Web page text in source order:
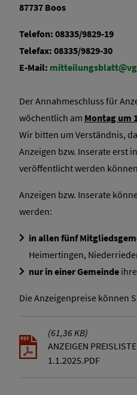
87737 Boos
Telefon: 08335/9829-19
Telefax: 08335/9829-30
E-Mail:
Der Annahmeschluss für
wöchentlich am Montag um
Wir bitten um Verständnis,
Anzeigen bzw. Inserate erst
veröffentlicht werden
Anzeigen bzw. Inserate
werden:
in allen fünf
Heimertingen,
nur in einer Gemeinde
Die Anzeigenpreise können
(61,36 KB)
ANZEIGEN
1.1.2025.PDF